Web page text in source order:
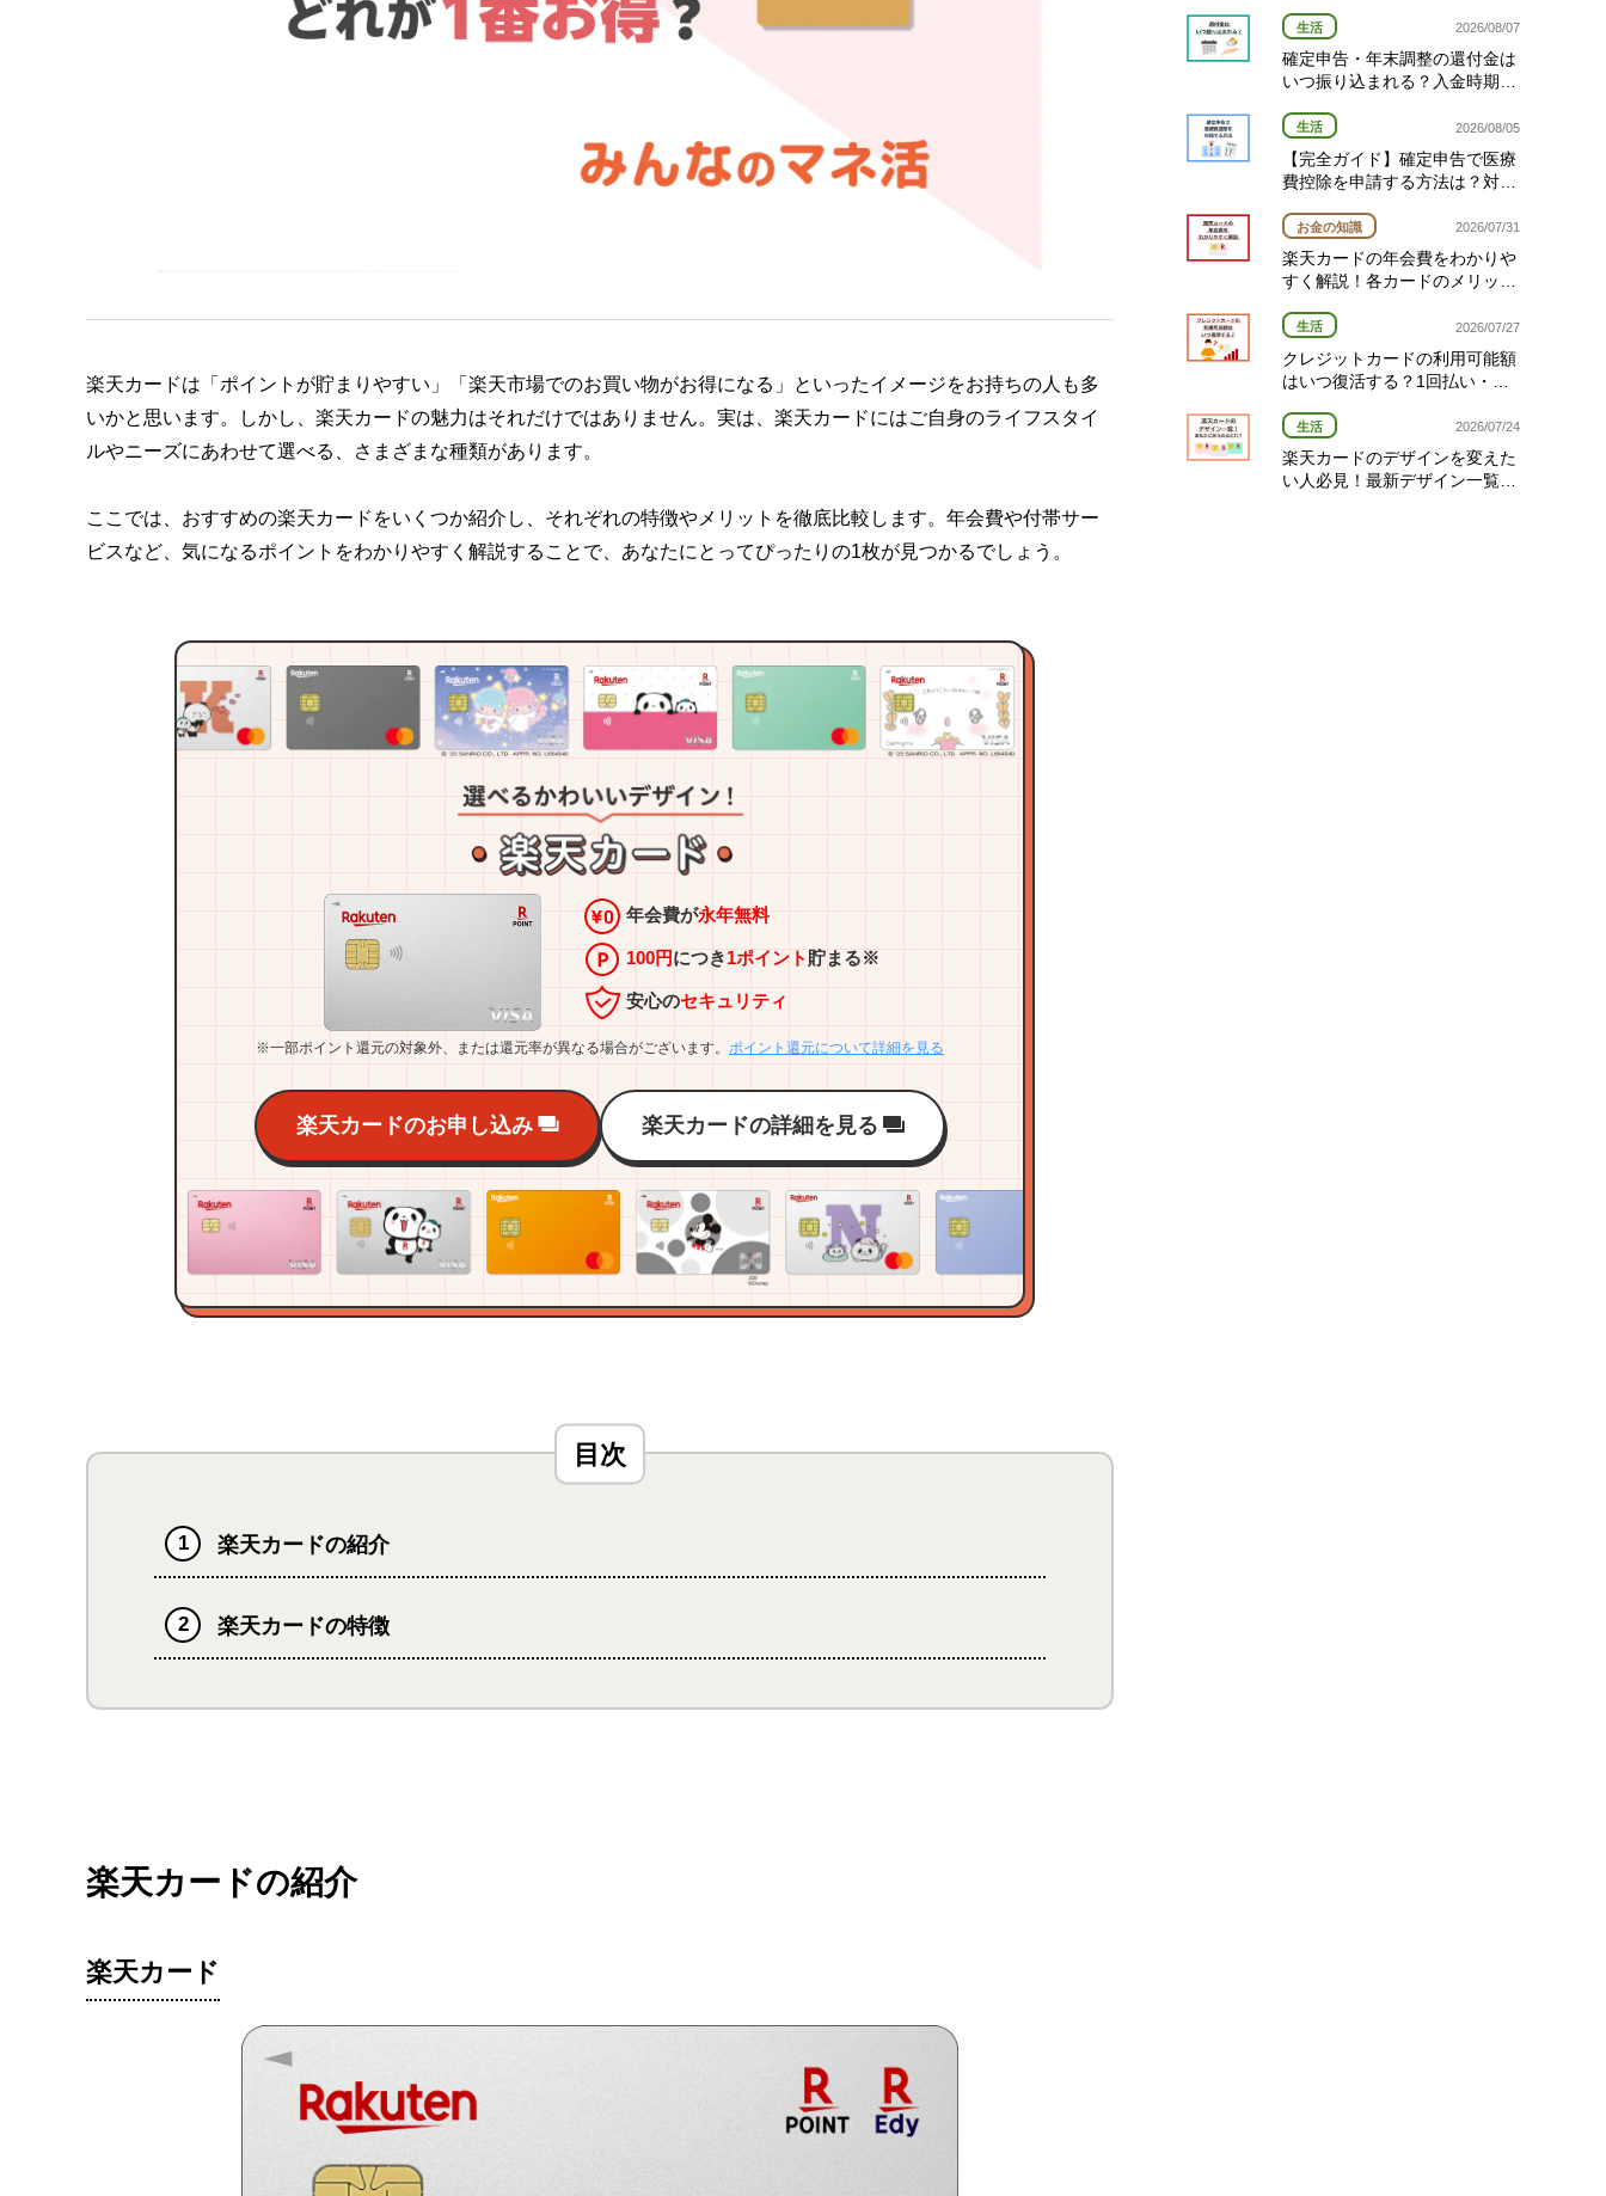
楽天カードは「ポイントが貯まりやすい」「楽天市場でのお買い物がお得になる」といったイメージをお持ちの人も多
いかと思います。しかし、楽天カードの魅力はそれだけではありません。実は、楽天カードにはご自身のライフスタイ
ルやニーズにあわせて選べる、さまざまな種類があります。
ここでは、おすすめの楽天カードをいくつか紹介し、それぞれの特徴やメリットを徹底比較します。年会費や付帯サー
ビスなど、気になるポイントをわかりやすく解説することで、あなたにとってぴったりの1枚が見つかるでしょう。
年会費が永年無料
100円につき1ポイント 貯まる※
安心のセキュリティ
※一部ポイント還元の対象外、または還元率が異なる場合がございます。 ポイント還元について詳細を見る
楽天カードのお申し込み 楽天カードの詳細を見る
楽天カードの紹介
楽天カードの特徴
楽天カードの紹介
楽天カード
生活 2026/08/07
確定申告・年末調整の還付金は
いつ振り込まれる？入金時期と
生活 2026/08/05
【完全ガイド】確定申告で医療
費控除を申請する方法は？対象
お金の知識 2026/07/31
楽天カードの年会費をわかりや
すく解説！各カードのメリット
生活 2026/07/27
クレジットカードの利用可能額
はいつ復活する？1回払い・分
ミング完全ガイド
生活 2026/07/24
楽天カードのデザインを変えた
い人必見！最新デザイン一覧と